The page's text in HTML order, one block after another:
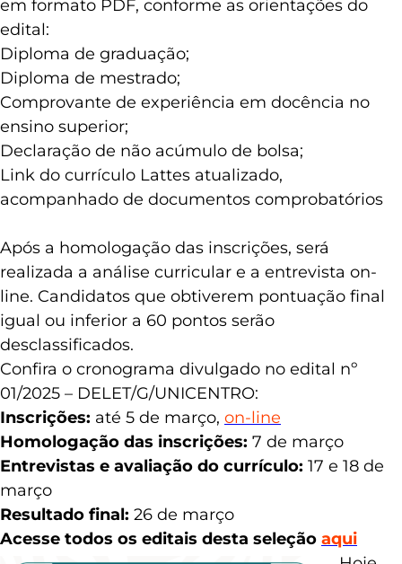
em formato PDF, conforme as orientações do
edital:
Diploma de graduação;
Diploma de mestrado;
Comprovante de experiência em docência no
ensino superior;
Declaração de não acúmulo de bolsa;
Link do currículo Lattes atualizado,
acompanhado de documentos comprobatórios
Após a homologação das inscrições, será
realizada a análise curricular e a entrevista on-
line. Candidatos que obtiverem pontuação final
igual ou inferior a 60 pontos serão
desclassificados.
Confira o cronograma divulgado no edital nº
01/2025 – DELET/G/UNICENTRO:
Inscrições: até 5 de março, on-line
Homologação das inscrições: 7 de março
Entrevistas e avaliação do currículo: 17 e 18 de
março
Resultado final: 26 de março
Acesse todos os editais desta seleção aqui